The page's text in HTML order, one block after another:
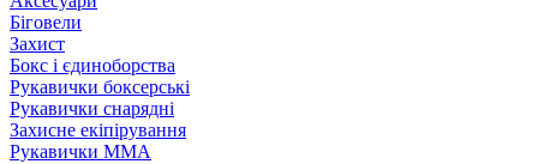
Біговели
Захист
Бокс і єдиноборства
Рукавички боксерські
Рукавички снарядні
Захисне екіпірування
Рукавички ММА